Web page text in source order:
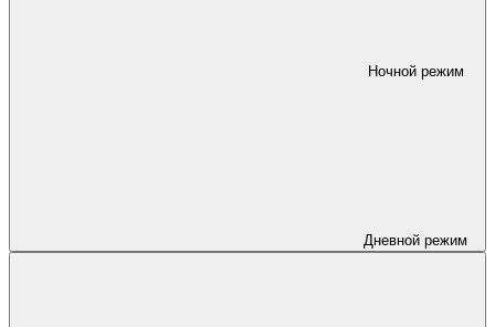
Ночной режим
Дневной режим